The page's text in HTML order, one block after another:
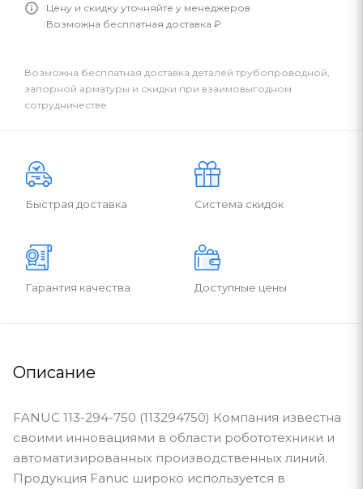
Цену и скидку уточняйте у менеджеров
Возможна бесплатная доставка ₽
Возможна бесплатная доставка деталей трубопроводной,
запорной арматуры и скидки при взаимовыгодном
сотрудничестве
Быстрая доставка Система скидок
Гарантия качества Доступные цены
Описание
FANUC 113-294-750 (113294750) Компания известна
своими инновациями в области робототехники и
автоматизированных производственных линий.
Продукция Fanuc широко используется в